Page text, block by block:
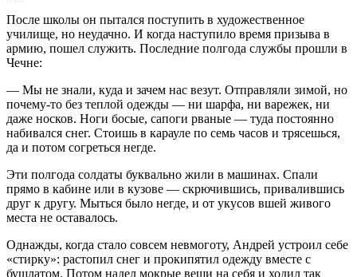
После школы он пытался поступить в художественное
училище, но неудачно. И когда наступило время призыва в
армию, пошел служить. Последние полгода службы прошли в
Чечне:
— Мы не знали, куда и зачем нас везут. Отправляли зимой, но
почему-то без теплой одежды — ни шарфа, ни варежек, ни
даже носков. Ноги босые, сапоги рваные — туда постоянно
набивался снег. Стоишь в карауле по семь часов и трясешься,
да и потом согреться негде.
Эти полгода солдаты буквально жили в машинах. Спали
прямо в кабине или в кузове — скрючившись, привалившись
друг к другу. Мыться было негде, и от укусов вшей живого
места не оставалось.
Однажды, когда стало совсем невмоготу, Андрей устроил себе
«стирку»: растопил снег и прокипятил одежду вместе с
бушлатом. Потом надел мокрые вещи на себя и ходил так